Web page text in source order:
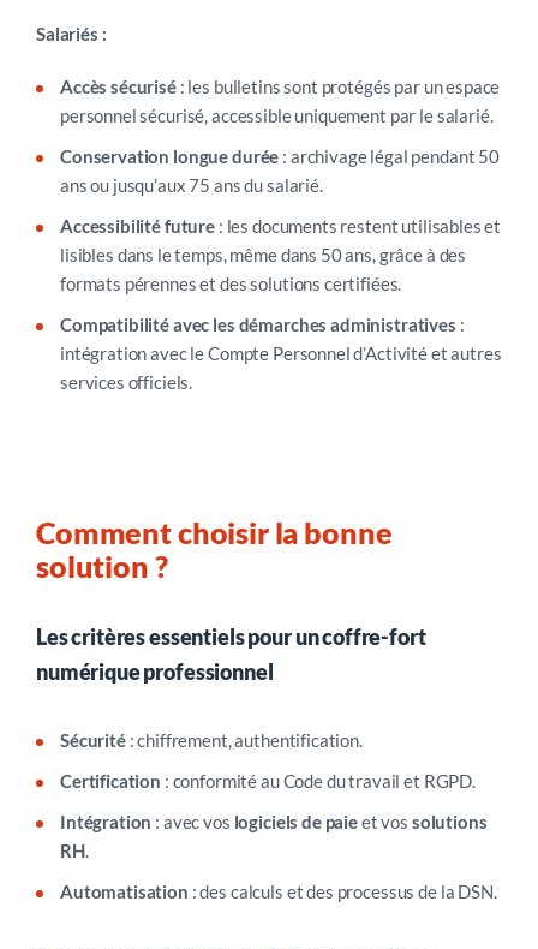
Salariés :
Accès sécurisé: les bulletins sont protégés par un espace
personnel sécurisé, accessible uniquement par le salarié.
Conservation longue durée : archivage légal pendant 50
ans ou jusqu’aux 75 ans du salarié.
Accessibilité future : les documents restent utilisables et
lisibles dans le temps, même dans 50 ans, grâce à des
formats pérennes et des solutions certifiées.
Compatibilité avec les démarches administratives :
intégration avec le Compte Personnel d’Activité et autres
services officiels.
Comment choisir la bonne
solution ?
Les critères essentiels pour un coffre-fort
numérique professionnel
Sécurité: chiffrement, authentification.
Certification : conformité au Code du travail et RGPD.
Intégration : avec vos logiciels de paieet vos solutions
RH.
Automatisation : des calculs et des processus de la DSN.